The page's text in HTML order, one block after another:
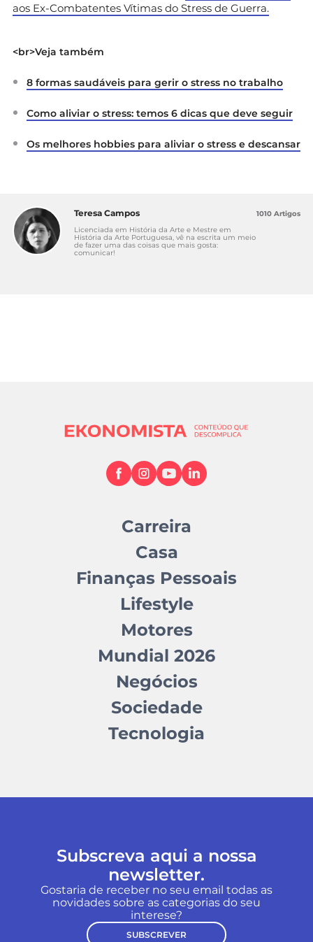
aos Ex-Combatentes Vítimas do Stress de Guerra.
<br>Veja também
8 formas saudáveis para gerir o stress no trabalho
Como aliviar o stress: temos 6 dicas que deve seguir
Os melhores hobbies para aliviar o stress e descansar
Teresa Campos
Licenciada em História da Arte e Mestre em
História da Arte Portuguesa, vê na escrita um meio
de fazer uma das coisas que mais gosta:
comunicar!
1010 Artigos
Carreira
Casa
Finanças Pessoais
Lifestyle
Motores
Mundial 2026
Negócios
Sociedade
Tecnologia
Subscreva aqui a nossa
newsletter.
Gostaria de receber no seu email todas as
novidades sobre as categorias do seu
interese?
SUBSCREVER